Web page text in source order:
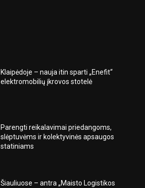
Klaipėdoje – nauja itin sparti „Enefit“
elektromobilių įkrovos stotelė
Parengti reikalavimai priedangoms,
slėptuvėms ir kolektyvinės apsaugos
statiniams
Šiauliuose – antra „Maisto Logistikos